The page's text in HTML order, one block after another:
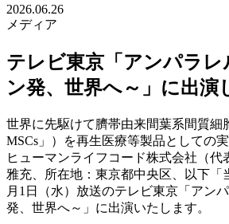
2026.06.26
メディア
テレビ東京「アンパラ
ン発、世界へ～」に出演
世界に先駆けて臍帯由来間葉系間質細
MSCs」）を再生医療等製品としての
ヒューマンライフコード株式会社（代
雅充、所在地：東京都中央区、以下「
月1日（水）放送のテレビ東京「アン
発、世界へ～」に出演いたします。